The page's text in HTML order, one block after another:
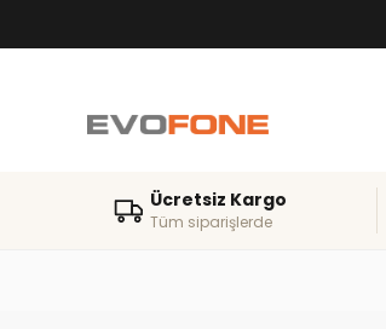
Ücretsiz Kargo
Tüm siparişlerde